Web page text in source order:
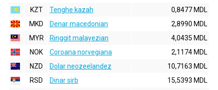
KZT
Tenghe kazah
0,8477 MDL
MKD
Denar macedonian
2,8990 MDL
MYR
Ringgit malayezian
4,0435 MDL
NOK
Coroana norvegiana
2,1174 MDL
NZD
Dolar neozeelandez
10,7163 MDL
RSD
Dinar sirb
15,5393 MDL